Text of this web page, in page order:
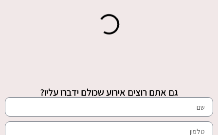
גם אתם רוצים אירוע שכולם ידברו עליו?